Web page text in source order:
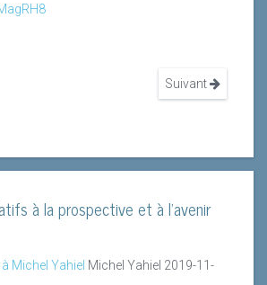
Suivant
à la prospective et à l'avenir
Michel Yahiel Michel Yahiel 2019-11-